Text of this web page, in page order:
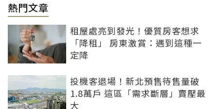
熱門文章
租屋處亮到發光！優質房客想求
「降租」 房東激賞：遇到這種一
定降
投機客退場！新北預售待售量破
1.8萬戶 這區「需求斷層」賣壓最
大